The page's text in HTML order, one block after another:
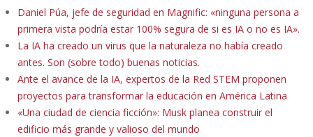
Daniel Púa, jefe de seguridad en Magnific: «ninguna persona a
primera vista podría estar 100% segura de si es IA o no es IA».
La IA ha creado un virus que la naturaleza no había creado
antes. Son (sobre todo) buenas noticias.
Ante el avance de la IA, expertos de la Red STEM proponen
proyectos para transformar la educación en América Latina
«Una ciudad de ciencia ficción»: Musk planea construir el
edificio más grande y valioso del mundo